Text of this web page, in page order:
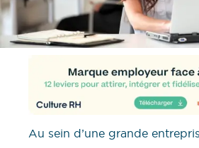
Au sein d’une grande